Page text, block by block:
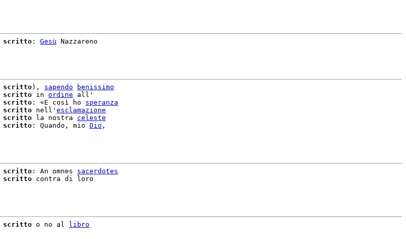
scritto : Gesù Nazzareno
scritto), sapendo
benissimo
scritto in ordine all'
scritto : «E così ho speranza
scritto nell' esclamazione
scritto la nostra celeste
scritto : Quando, mio Dio ,
scritto : An omnes sacerdotes
scritto contra di loro
scritto o no al libro